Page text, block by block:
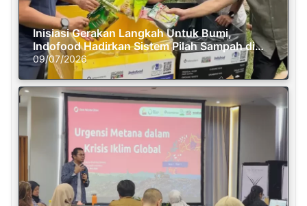
Inisiasi Gerakan Langkah Untuk Bumi,
Indofood Hadirkan Sistem Pilah Sampah di
Semasa Piknik
09/07/2026